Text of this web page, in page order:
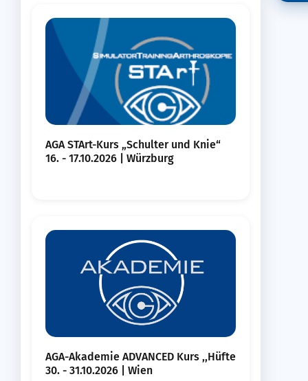
AGA STArt-Kurs „Schulter und Knie“
16. - 17.10.2026 | Würzburg
AGA-Akademie ADVANCED Kurs ,,Hüfte
30. - 31.10.2026 | Wien